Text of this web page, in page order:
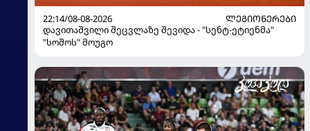
22:14/08-08-2026
ᲚᲔᲒᲘᲝᲜᲔᲠᲔᲑᲘ
დავითაშვილი შეცვლაზე შევიდა - "სენტ-ეტიენმა"
"სოშოს" მოუგო